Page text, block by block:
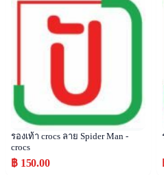
Popular
รองเท้า crocs ลาย Spider Man -
crocs
฿ 150.00